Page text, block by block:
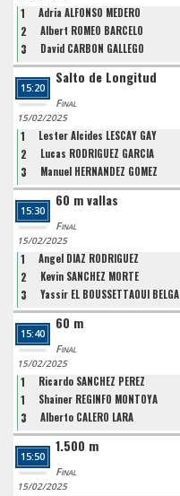
1 Adria ALFONSO MEDERO
2 Albert ROMEO BARCELO
3 David CARBON GALLEGO
15:20
Salto de Longitud
Final
15/02/2025
1 Lester Alcides LESCAY GAY
2 Lucas RODRIGUEZ GARCIA
3 Manuel HERNANDEZ GOMEZ
15:30
60 m vallas
Final
15/02/2025
1 Angel DIAZ RODRIGUEZ
2 Kevin SANCHEZ MORTE
3 Yassir EL BOUSSETTAOUI BELGA
15:40
60 m
Final
15/02/2025
1 Ricardo SANCHEZ PEREZ
1 Shainer REGINFO MONTOYA
3 Alberto CALERO LARA
15:50
1.500 m
Final
15/02/2025